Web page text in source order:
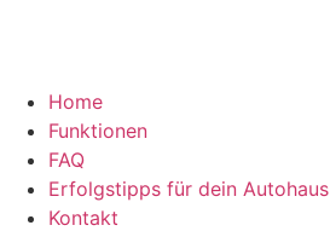
Home
Funktionen
FAQ
Erfolgstipps für dein Autohaus
Kontakt